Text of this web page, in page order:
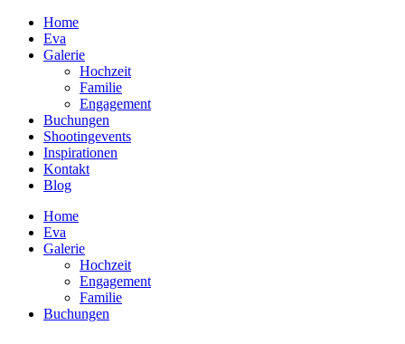
Home
Eva
Galerie
Hochzeit
Familie
Engagement
Buchungen
Shootingevents
Inspirationen
Kontakt
Blog
Home
Eva
Galerie
Hochzeit
Engagement
Familie
Buchungen